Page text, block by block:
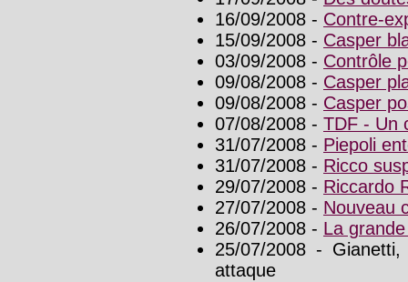
16/09/2008 - Contre-
15/09/2008 - Casper
03/09/2008 - Contrôle
09/08/2008 - Casper
09/08/2008 - Casper
07/08/2008 - TDF - Un
31/07/2008 - Piepoli
31/07/2008 - Ricco
29/07/2008 - Riccardo
27/07/2008 - Nouveau
26/07/2008 - La
25/07/2008 -
attaque